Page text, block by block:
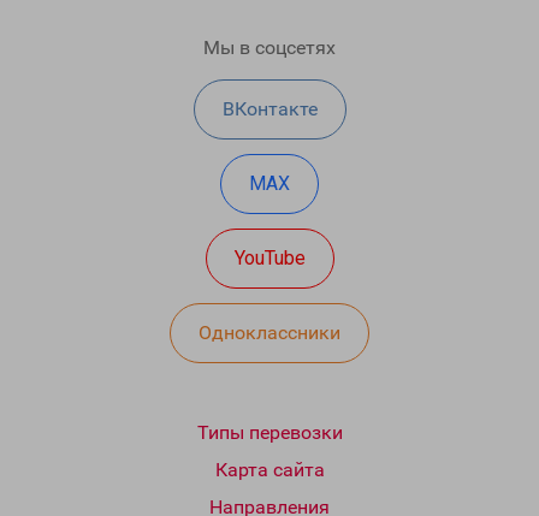
Мы в соцсетях
ВКонтакте
MAX
YouTube
Одноклассники
Типы перевозки
Карта сайта
Направления